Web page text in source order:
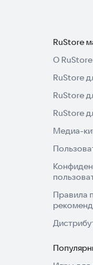
RuStore
О RuStore
RuStore
RuStore
RuStore
Медиа-
Правила